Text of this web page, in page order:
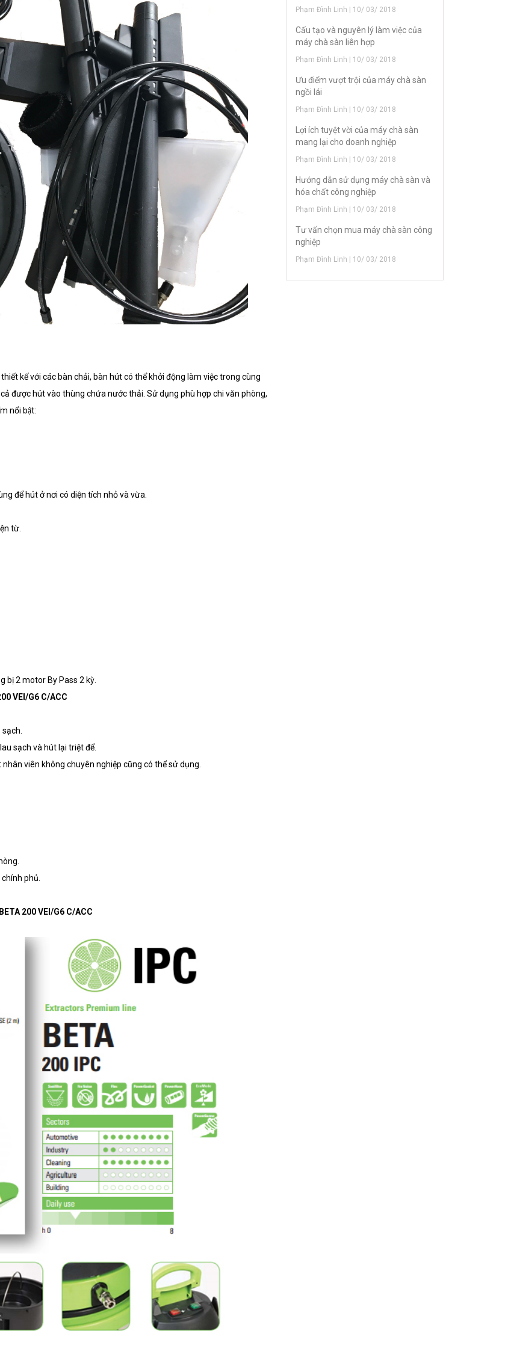
kế với các bàn chải, bàn hút có thể khởi động làm việc trong cùng
được hút vào thùng chứa nước thải. Sử dụng phù hợp chi văn phòng,
nổi bật:
để hút ở nơi có diện tích nhỏ và vừa.
từ.
bị 2 motor By Pass 2 kỳ.
VEI/G6 C/ACC
sạch và hút lại triệt để.
viên không chuyên nghiệp cũng có thể sử dụng.
phủ.
200 VEI/G6 C/ACC
Phạm Đình Linh | 10/ 03/ 2018
Cấu tạo và nguyên lý làm việc của
máy chà sàn liên hợp
Phạm Đình Linh | 10/ 03/ 2018
Ưu điểm vượt trội của máy chà sàn
ngồi lái
Phạm Đình Linh | 10/ 03/ 2018
Lợi ích tuyệt vời của máy chà sàn
mang lại cho doanh nghiệp
Phạm Đình Linh | 10/ 03/ 2018
Hướng dẫn sử dụng máy chà sàn và
hóa chất công nghiệp
Phạm Đình Linh | 10/ 03/ 2018
Tư vấn chọn mua máy chà sàn công
nghiệp
Phạm Đình Linh | 10/ 03/ 2018